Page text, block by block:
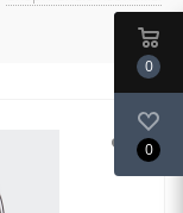
0
0